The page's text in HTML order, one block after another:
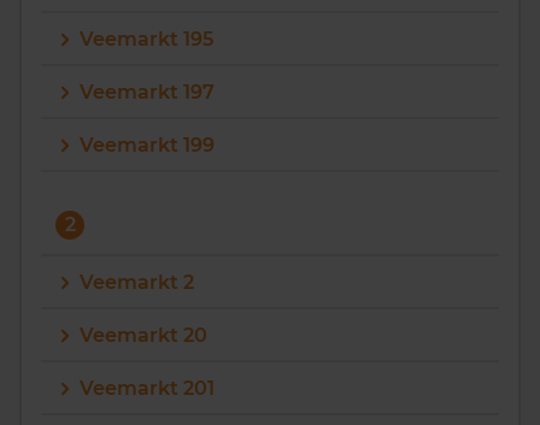
Veemarkt 195
Veemarkt 197
Veemarkt 199
2
Veemarkt 2
Veemarkt 20
Veemarkt 201